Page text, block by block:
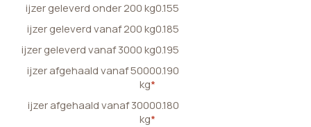
ijzer geleverd onder 200 kg0.155
ijzer geleverd vanaf 200 kg0.185
ijzer geleverd vanaf 3000 kg0.195
ijzer afgehaald vanaf 5000
kg*
0.190
ijzer afgehaald vanaf 3000
kg*
0.180